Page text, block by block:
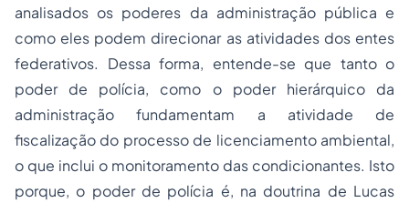
analisados os poderes da administração pública e
como eles podem direcionar as atividades dos entes
federativos. Dessa forma, entende-se que tanto o
poder de polícia, como o poder hierárquico da
administração fundamentam a atividade de
fiscalização do processo de licenciamento ambiental,
o que inclui o monitoramento das condicionantes. Isto
porque, o poder de polícia é, na doutrina de Lucas